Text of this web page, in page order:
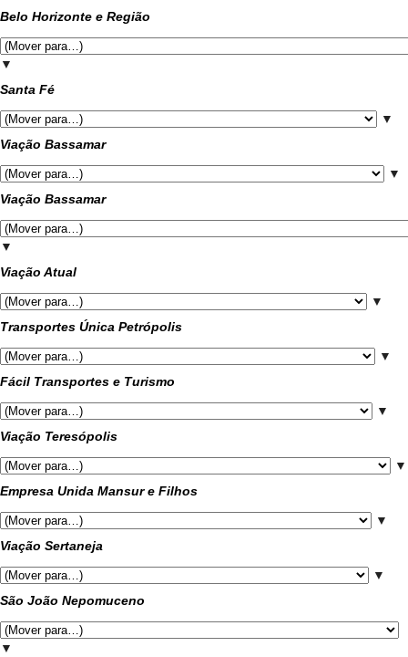
Belo Horizonte e Região
▼
Santa Fé
▼
Viação Bassamar
▼
Viação Bassamar
▼
Viação Atual
▼
Transportes Única Petrópolis
▼
Fácil Transportes e Turismo
▼
Viação Teresópolis
▼
Empresa Unida Mansur e Filhos
▼
Viação Sertaneja
▼
São João Nepomuceno
▼